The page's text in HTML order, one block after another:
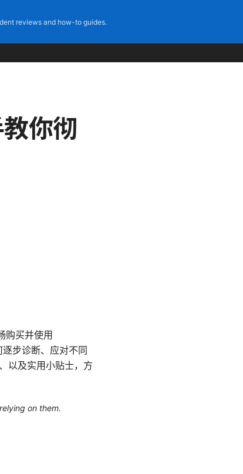
reviews and how-to guides.
你彻
购买并使用
步诊断、应对不同
以及实用小贴士，方
on them.